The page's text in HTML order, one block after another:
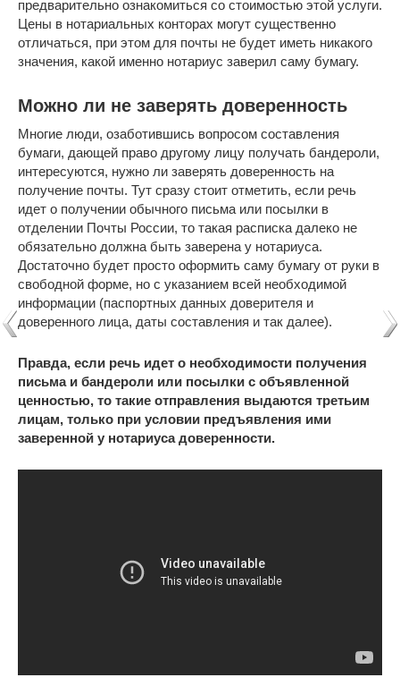
предварительно ознакомиться со стоимостью этой услуги.
Цены в нотариальных конторах могут существенно
отличаться, при этом для почты не будет иметь никакого
значения, какой именно нотариус заверил саму бумагу.
Можно ли не заверять доверенность
Многие люди, озаботившись вопросом составления
бумаги, дающей право другому лицу получать бандероли,
интересуются, нужно ли заверять доверенность на
получение почты. Тут сразу стоит отметить, если речь
идет о получении обычного письма или посылки в
отделении Почты России, то такая расписка далеко не
обязательно должна быть заверена у нотариуса.
Достаточно будет просто оформить саму бумагу от руки в
свободной форме, но с указанием всей необходимой
информации (паспортных данных доверителя и
доверенного лица, даты составления и так далее).
Правда, если речь идет о необходимости получения
письма и бандероли или посылки с объявленной
ценностью, то такие отправления выдаются третьим
лицам, только при условии предъявления ими
заверенной у нотариуса доверенности.